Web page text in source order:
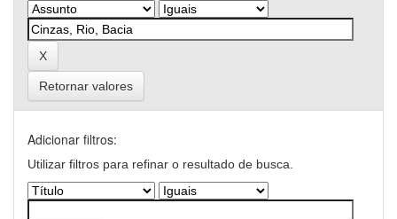
Retornar valores
Adicionar filtros:
Utilizar filtros para refinar o resultado de busca.